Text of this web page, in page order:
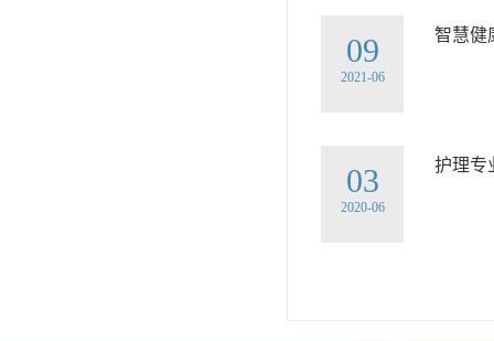
09
2021-06
智慧健
03
2020-06
护理专